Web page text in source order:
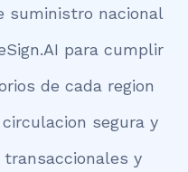
suministro nacional
para cumplir
de cada region
segura y
y